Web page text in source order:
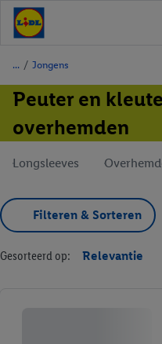
/ Jongens
Peuter en
overhemden
Longsleeves
Filteren & Sorteren
Gesorteerd op: Relevantie